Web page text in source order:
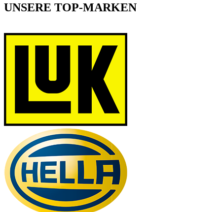
UNSERE TOP-MARKEN